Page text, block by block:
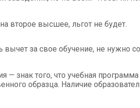
второе высшее, льгот не будет.
за свое обучение, не нужно
того, что учебная программа
образца. Наличие